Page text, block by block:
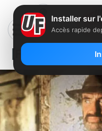
[Film] Itinéraire
Installer sur
Accès rapide